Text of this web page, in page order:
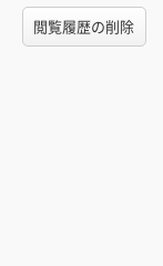
閲覧履歴の削除